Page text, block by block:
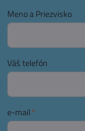
Meno a Priezvisko
Váš telefón
e-mail *